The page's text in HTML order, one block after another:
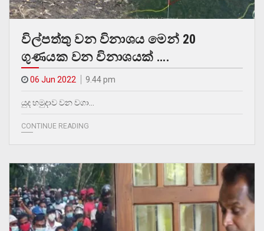
විල්පත්තු වන විනාශය මෙන් 20
ගුණයක වන විනාශයක් ….
06 Jun 2022 9.44 pm
යුද හමුදාව වන වගා…
CONTINUE READING